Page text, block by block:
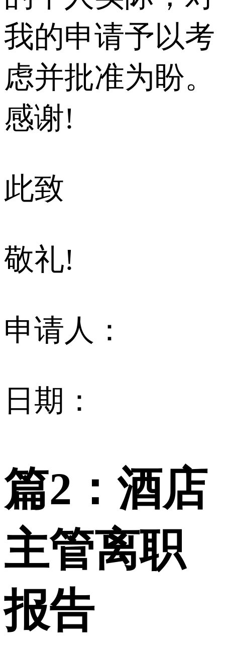
我的申请予以考
虑并批准为盼。
感谢!
此致
敬礼!
申请人：
日期：
篇2：酒店
主管离职
报告